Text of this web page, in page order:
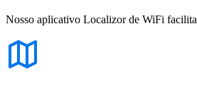
Nosso aplicativo Localizor de WiFi facilita